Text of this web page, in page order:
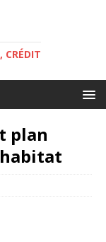
CRÉDIT
plan